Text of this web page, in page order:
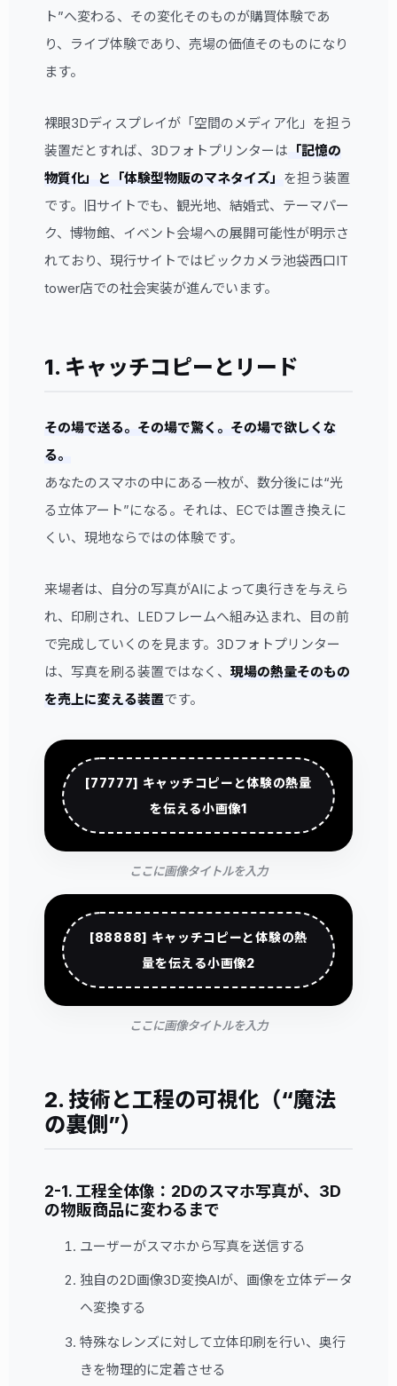
ト”へ変わる、その変化そのものが購買体験であ
り、ライブ体験であり、売場の価値そのものになり
ます。
裸眼3Dディスプレイが「空間のメディア化」を担う
装置だとすれば、3Dフォトプリンターは 「記憶の
物質化」と「体験型物販のマネタイズ」 を担う装置
です。旧サイトでも、観光地、結婚式、テーマパー
ク、博物館、イベント会場への展開可能性が明示さ
れており、現行サイトではビックカメラ池袋西口IT
tower店での社会実装が進んでいます。
1. キャッチコピーとリード
その場で送る。その場で驚く。その場で欲しくな
る。
あなたのスマホの中にある一枚が、数分後には“光
る立体アート”になる。それは、ECでは置き換えに
くい、現地ならではの体験です。
来場者は、自分の写真がAIによって奥行きを与えら
れ、印刷され、LEDフレームへ組み込まれ、目の前
で完成していくのを見ます。3Dフォトプリンター
は、写真を刷る装置ではなく、 現場の熱量そのもの
を売上に変える装置です。
[77777] キャッチコピーと体験の熱量
を伝える小画像1
ここに画像タイトルを入力
[88888] キャッチコピーと体験の熱
量を伝える小画像2
ここに画像タイトルを入力
2. 技術と工程の可視化（“魔法
の裏側”）
2-1. 工程全体像：2Dのスマホ写真が、3D
の物販商品に変わるまで
ユーザーがスマホから写真を送信する
独自の2D画像3D変換AIが、画像を立体データ
へ変換する
特殊なレンズに対して立体印刷を行い、奥行
きを物理的に定着させる